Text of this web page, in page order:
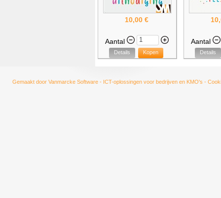
10,00 €
Aantal
Details Kopen
Aantal
Details
Gemaakt door Vanmarcke Software - ICT-oplossingen voor bedrijven en KMO's -